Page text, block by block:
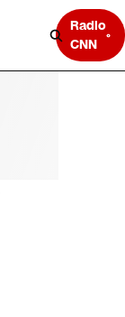
Radio
CNN